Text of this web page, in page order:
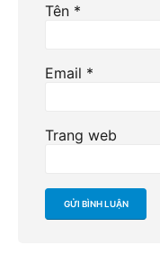
Tên *
Email *
Trang web